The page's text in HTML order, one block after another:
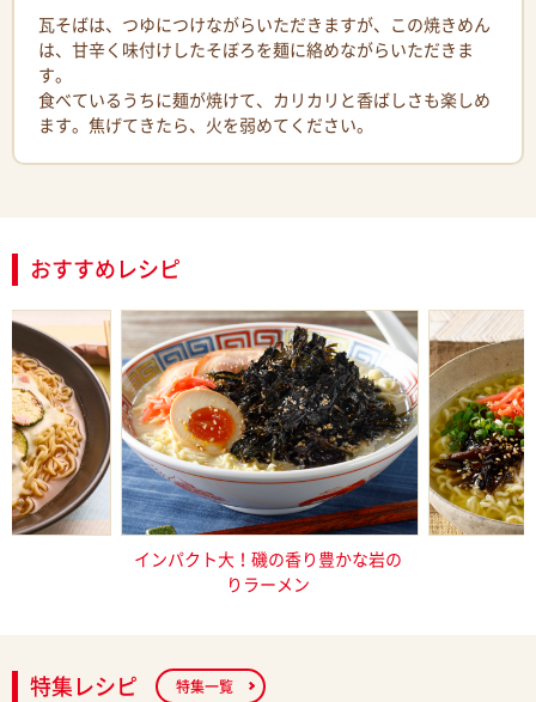
瓦そばは、つゆにつけながらいただきますが、この焼きめん
は、甘辛く味付けしたそぼろを麺に絡めながらいただきま
す。
食べているうちに麺が焼けて、カリカリと香ばしさも楽しめ
ます。焦げてきたら、火を弱めてください。
おすすめレシピ
インパクト大！磯の香り豊かな岩の
りラーメン
特集レシピ 特集一覧